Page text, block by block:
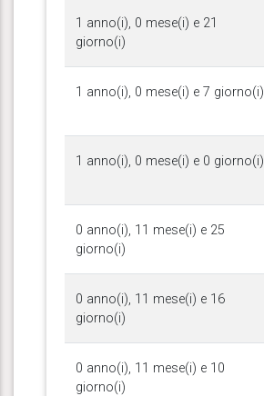
1 anno(i), 0 mese(i) e 21
giorno(i)
1 anno(i), 0 mese(i) e 7 giorno(i)
1 anno(i), 0 mese(i) e 0 giorno(i)
0 anno(i), 11 mese(i) e 25
giorno(i)
0 anno(i), 11 mese(i) e 16
giorno(i)
0 anno(i), 11 mese(i) e 10
giorno(i)